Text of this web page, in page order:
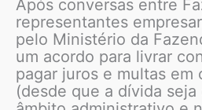
Após conversas entre
representantes
pelo Ministério da
um acordo para livrar
pagar juros e multas em
(desde que a dívida